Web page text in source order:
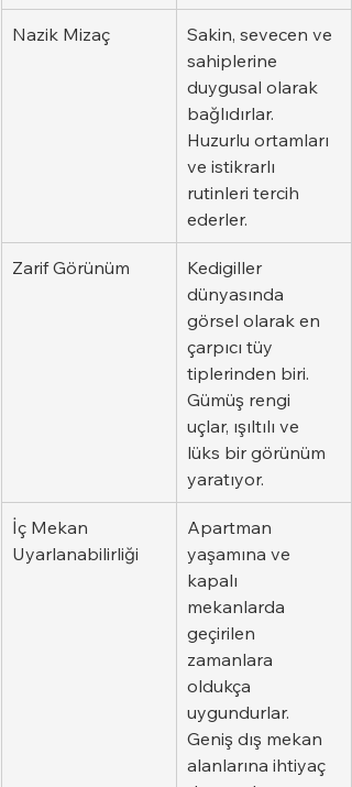
Nazik Mizaç
Sakin, sevecen ve
sahiplerine
duygusal olarak
bağlıdırlar.
Huzurlu ortamları
ve istikrarlı
rutinleri tercih
ederler.
Zarif Görünüm
Kedigiller
dünyasında
görsel olarak en
çarpıcı tüy
tiplerinden biri.
Gümüş rengi
uçlar, ışıltılı ve
lüks bir görünüm
yaratıyor.
İç Mekan
Uyarlanabilirliği
Apartman
yaşamına ve
kapalı
mekanlarda
geçirilen
zamanlara
oldukça
uygundurlar.
Geniş dış mekan
alanlarına ihtiyaç